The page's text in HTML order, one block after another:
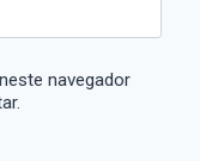
navegador